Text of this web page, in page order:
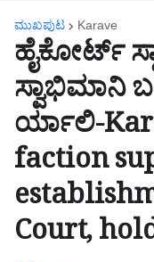
ಮುಖಪುಟ Karave
ಹೈಕೋರ್ಟ್
ಸ್ವಾಭಿಮಾನಿ
ರ್ಯಾಲಿ-
faction
Court,